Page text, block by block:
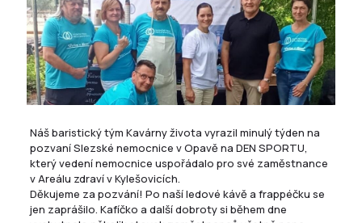
Náš baristický tým Kavárny života vyrazil minulý týden na
pozvaníSlezské nemocnice v Opavě na DEN SPORTU,
který vedení nemocnice uspořádalo pro své zaměstnance
v Areálu zdraví v Kylešovicích.
Děkujeme za pozvání! Po naší ledové kávě a frappéčku se
jen zaprášilo. Kafíčko a další dobroty si během dne